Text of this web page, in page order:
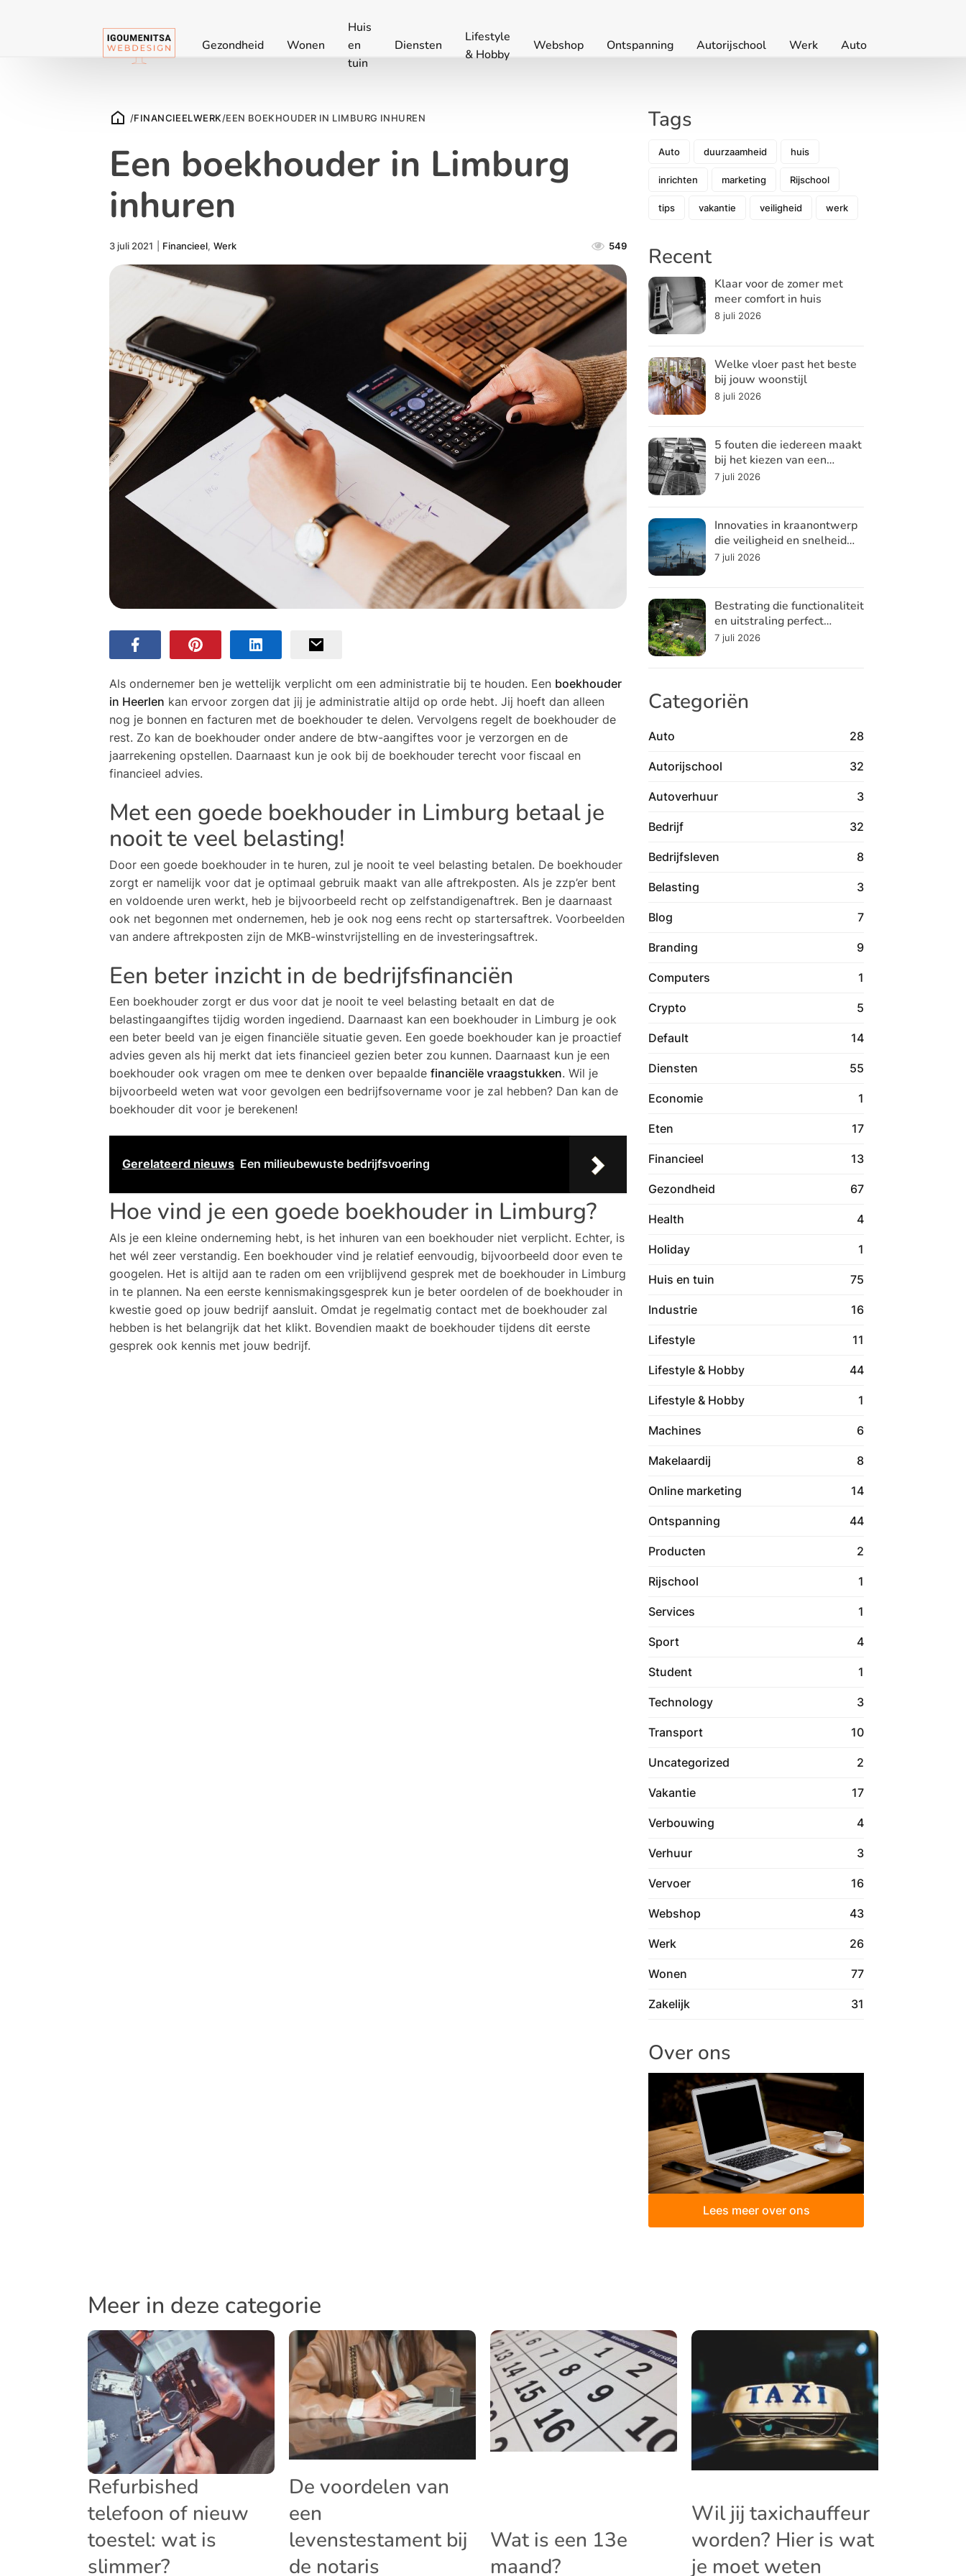
Gezondheid Wonen
Huis
en
tuin
Diensten
Lifestyle
& Hobby
Webshop Ontspanning Autorijschool Werk Auto
/FINANCIEELWERK/EEN BOEKHOUDER IN LIMBURG INHUREN
Een boekhouder in Limburg
inhuren
3 juli 2021 Financieel,Werk 549
Als ondernemer ben je wettelijk verplicht om een administratie bij te houden. Een boekhouder
in Heerlen kan ervoor zorgen dat jij je administratie altijd op orde hebt. Jij hoeft dan alleen
nog je bonnen en facturen met de boekhouder te delen. Vervolgens regelt de boekhouder de
rest. Zo kan de boekhouder onder andere de btw-aangiftes voor je verzorgen en de
jaarrekening opstellen. Daarnaast kun je ook bij de boekhouder terecht voor fiscaal en
financieel advies.
Met een goede boekhouder in Limburg betaal je
nooit te veel belasting!
Door een goede boekhouder in te huren, zul je nooit te veel belasting betalen. De boekhouder
zorgt er namelijk voor dat je optimaal gebruik maakt van alle aftrekposten. Als je zzp’er bent
en voldoende uren werkt, heb je bijvoorbeeld recht op zelfstandigenaftrek. Ben je daarnaast
ook net begonnen met ondernemen, heb je ook nog eens recht op startersaftrek. Voorbeelden
van andere aftrekposten zijn de MKB-winstvrijstelling en de investeringsaftrek.
Een beter inzicht in de bedrijfsfinanciën
Een boekhouder zorgt er dus voor dat je nooit te veel belasting betaalt en dat de
belastingaangiftes tijdig worden ingediend. Daarnaast kan een boekhouder in Limburg je ook
een beter beeld van je eigen financiële situatie geven. Een goede boekhouder kan je proactief
advies geven als hij merkt dat iets financieel gezien beter zou kunnen. Daarnaast kun je een
boekhouder ook vragen om mee te denken over bepaalde financiële vraagstukken. Wil je
bijvoorbeeld weten wat voor gevolgen een bedrijfsovername voor je zal hebben? Dan kan de
boekhouder dit voor je berekenen!
Gerelateerd nieuws Een milieubewuste bedrijfsvoering
Hoe vind je een goede boekhouder in Limburg?
Als je een kleine onderneming hebt, is het inhuren van een boekhouder niet verplicht. Echter, is
het wél zeer verstandig. Een boekhouder vind je relatief eenvoudig, bijvoorbeeld door even te
googelen. Het is altijd aan te raden om een vrijblijvend gesprek met de boekhouder in Limburg
in te plannen. Na een eerste kennismakingsgesprek kun je beter oordelen of de boekhouder in
kwestie goed op jouw bedrijf aansluit. Omdat je regelmatig contact met de boekhouder zal
hebben is het belangrijk dat het klikt. Bovendien maakt de boekhouder tijdens dit eerste
gesprek ook kennis met jouw bedrijf.
Tags
Auto duurzaamheid huis
inrichten marketing Rijschool
tips vakantie veiligheid werk
Recent
Klaar voor de zomer met
meer comfort in huis
8 juli 2026
Welke vloer past het beste
bij jouw woonstijl
8 juli 2026
5 fouten die iedereen maakt
bij het kiezen van een
koelsysteem
7 juli 2026
Innovaties in kraanontwerp
die veiligheid en snelheid
verhogen
7 juli 2026
Bestrating die functionaliteit
en uitstraling perfect
combineert
7 juli 2026
Categoriën
Auto 28
Autorijschool 32
Autoverhuur 3
Bedrijf 32
Bedrijfsleven 8
Belasting 3
Blog 7
Branding 9
Computers 1
Crypto 5
Default 14
Diensten 55
Economie 1
Eten 17
Financieel 13
Gezondheid 67
Health 4
Holiday 1
Huis en tuin 75
Industrie 16
Lifestyle 11
Lifestyle & Hobby 44
Lifestyle & Hobby 1
Machines 6
Makelaardij 8
Online marketing 14
Ontspanning 44
Producten 2
Rijschool 1
Services 1
Sport 4
Student 1
Technology 3
Transport 10
Uncategorized 2
Vakantie 17
Verbouwing 4
Verhuur 3
Vervoer 16
Webshop 43
Werk 26
Wonen 77
Zakelijk 31
Over ons
Lees meer over ons
Meer in deze categorie
Refurbished
telefoon of nieuw
toestel: wat is
slimmer?
De voordelen van
een
levenstestament bij
de notaris
Wat is een 13e
maand?
Wil jij taxichauffeur
worden? Hier is wat
je moet weten